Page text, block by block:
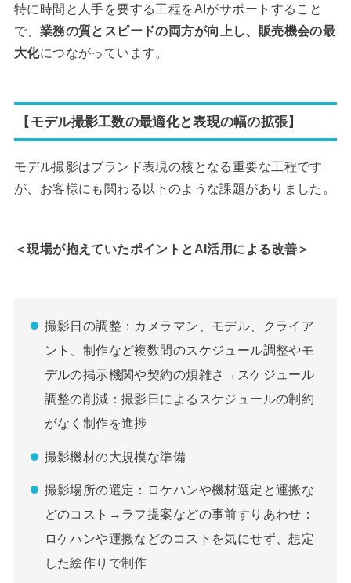
特に時間と人手を要する工程をAIがサポートすること
で、 業務の質とスピードの両方が向上し、販売機会の最
大化につながっています。
【モデル撮影工数の最適化と表現の幅の拡張】
モデル撮影はブランド表現の核となる重要な工程です
が、お客様にも関わる以下のような課題がありました。
＜現場が抱えていたポイントとAI活用による改善＞
撮影日の調整：カメラマン、モデル、クライア
ント、制作など複数間のスケジュール調整やモ
デルの掲示機関や契約の煩雑さ→スケジュール
調整の削減：撮影日によるスケジュールの制約
がなく制作を進捗
撮影機材の大規模な準備
撮影場所の選定：ロケハンや機材選定と運搬な
どのコスト→ラフ提案などの事前すりあわせ：
ロケハンや運搬などのコストを気にせず、想定
した絵作りで制作